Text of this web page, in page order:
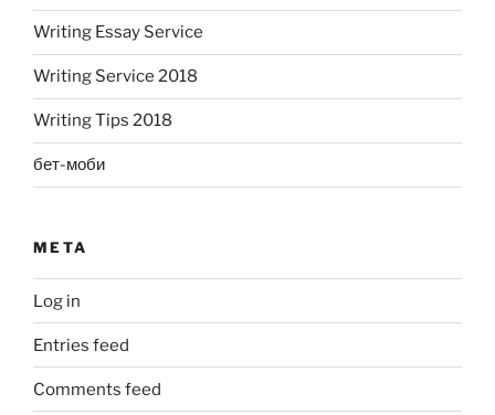
Writing Essay Service
Writing Service 2018
Writing Tips 2018
бет-моби
META
Log in
Entries feed
Comments feed